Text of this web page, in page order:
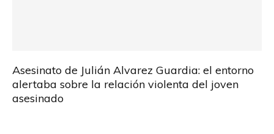
Asesinato de Julián Alvarez Guardia: el entorno
alertaba sobre la relación violenta del joven
asesinado